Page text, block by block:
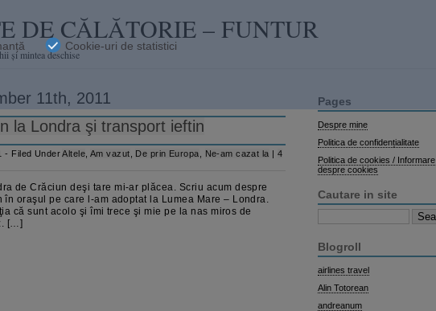
DE CĂLĂTORIE – FUNTUR
și mintea deschise
11th, 2011
la Londra şi transport ieftin
- Filed UnderAltele ,Am vazut De prin Europa Ne-am cazat la | 4
de Crăciun deşi tare mi-ar plăcea. Scriu acum despre
în oraşul pe care l-am adoptat la Lumea Mare – Londra.
că sunt acolo şi îmi trece şi mie pe la nas miros de
[…]
Pages
Despre mine
Politica de confidențialitate
Politica de cookies / Informare
despre cookies
Cautare in site
Search
for:
Blogroll
airlines travel
Alin Totorean
andreanum